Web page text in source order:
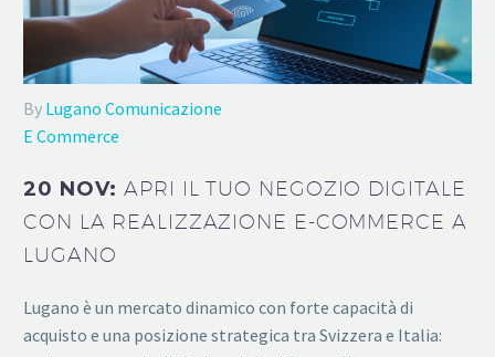
By Lugano Comunicazione
E Commerce
20 NOV:APRI IL TUO NEGOZIO DIGITALE
CON LA REALIZZAZIONE E-COMMERCE A
LUGANO
Lugano è un mercato dinamico con forte capacità di
acquisto e una posizione strategica tra Svizzera e Italia: